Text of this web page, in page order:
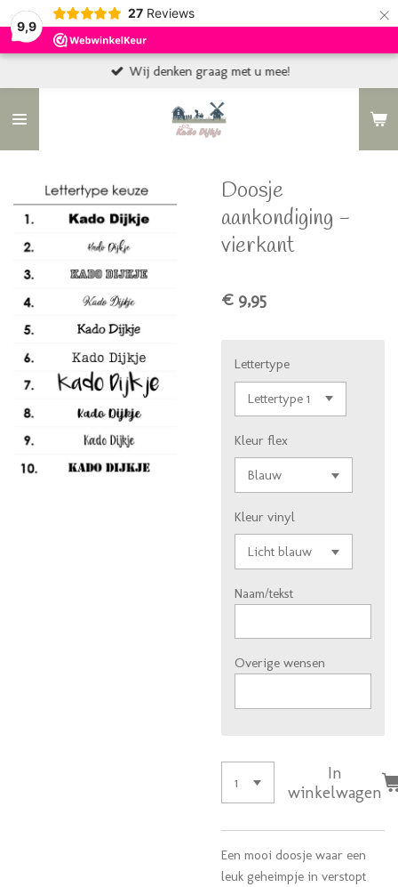
9,9
27 Reviews ×
Wij denken graag met u mee!
Doosje
aankondiging -
vierkant
€ 9,95
Lettertype
Kleur flex
Kleur vinyl
Naam/tekst
Overige wensen
In
winkelwagen
Een mooi doosje waar een
leuk geheimpje in verstopt